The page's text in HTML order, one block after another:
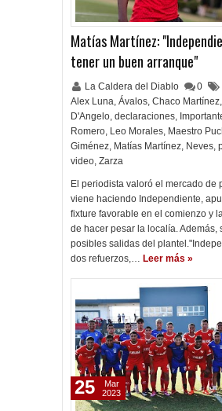
Matías Martínez:
tener un buen arranque"
La Caldera del Diablo 0
Alex Luna, Ávalos, Chaco Martínez,
D'Angelo, declaraciones,
Romero, Leo Morales, Maestro
Giménez, Matías Martínez, Neves,
video, Zarza
El periodista valoró el mercado de
viene haciendo Independiente,
fixture favorable en el comienzo y
de hacer pesar la localía. Además,
posibles salidas del
dos refuerzos,… Leer más »
25
Mar
2023